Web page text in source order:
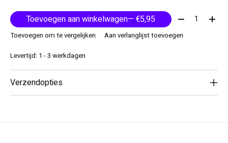
Toevoegen aan winkelwagen — €5,95 Aantal:
Toevoegen om te vergelijken
Aan verlanglijst toevoegen
Levertijd: 1 - 3 werkdagen
Verzendopties